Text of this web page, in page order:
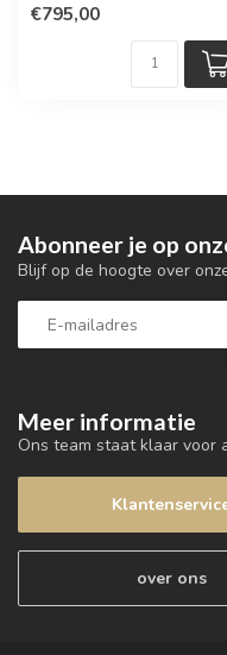
prachtige ...
€795,00
Meer informatie
Ons team staat klaar voor
over ons
Abonneer je op
Blijf op de hoogte over